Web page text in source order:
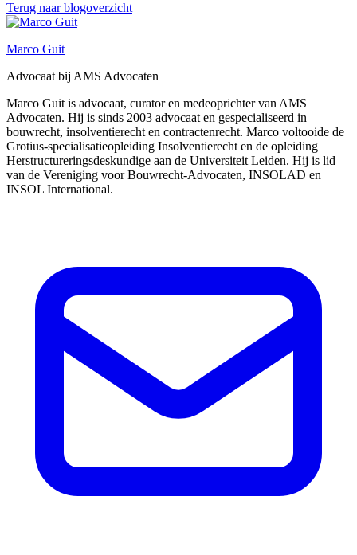
Terug naar blogoverzicht
Marco Guit
Advocaat bij AMS Advocaten
Marco Guit is advocaat, curator en medeoprichter van AMS
Advocaten. Hij is sinds 2003 advocaat en gespecialiseerd in
bouwrecht, insolventierecht en contractenrecht. Marco voltooide de
Grotius-specialisatieopleiding Insolventierecht en de opleiding
Herstructureringsdeskundige aan de Universiteit Leiden. Hij is lid
van de Vereniging voor Bouwrecht-Advocaten, INSOLAD en
INSOL International.